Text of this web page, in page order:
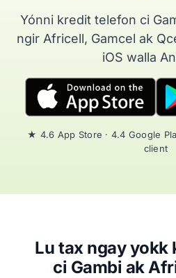
Yónni kredit telefon ci
ngir Africell, Gamcel ak
iOS walla
★ 4.6 App Store · 4.4 Google
client
Lu tax ngay yokk
ci Gambi ak